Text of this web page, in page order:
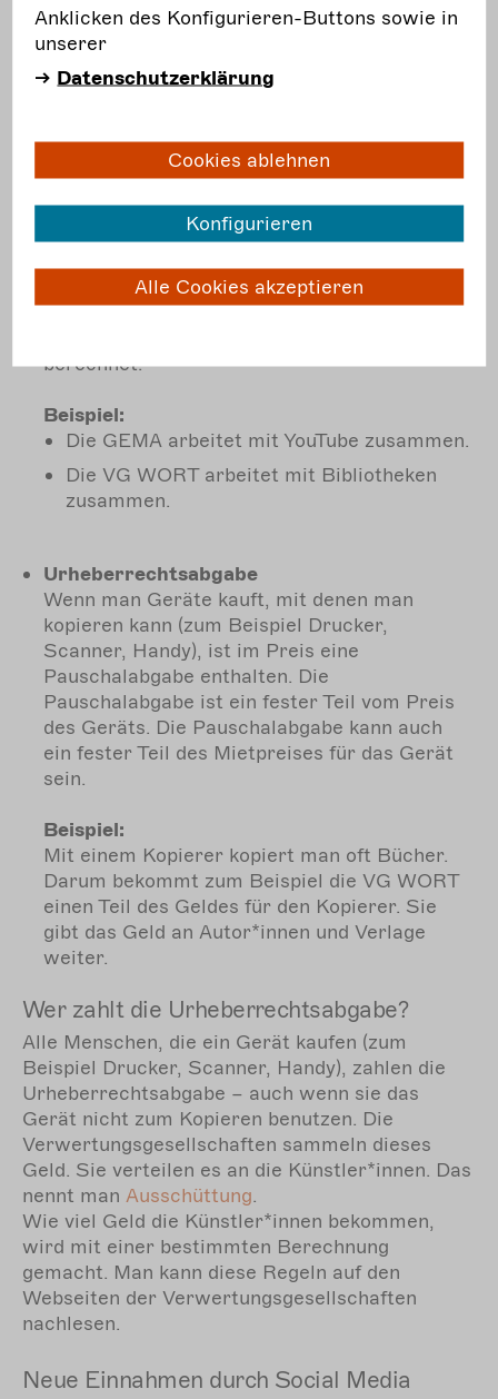
Verwertungsgesellschaften sammeln Geld für
Künstler*innen. Dieses Geld kommt aus
verschiedenen Quellen:
Wenn jemand zum Beispiel Musik (über die
GEMA) oder ein Bild (über die VG Bild-Kunst)
benutzt, muss er dafür bezahlen. Das nennt
manLizenzgebühr.
Verträge mit Firmen, die viele Werke nutzen.
Dort steht, was die Firmen zahlen müssen.
berechnet.
Beispiel:
Die GEMA arbeitet mit YouTube zusammen.
Die VG WORT arbeitet mit Bibliotheken
zusammen.
Urheberrechtsabgabe
Wenn man Geräte kauft, mit denen man
kopieren kann (zum Beispiel Drucker,
Scanner, Handy), ist im Preis eine
Pauschalabgabe enthalten. Die
Pauschalabgabe ist ein fester Teil vom Preis
des Geräts. Die Pauschalabgabe kann auch
ein fester Teil des Mietpreises für das Gerät
sein.
Beispiel:
Mit einem Kopierer kopiert man oft Bücher.
Darum bekommt zum Beispiel die VG WORT
einen Teil des Geldes für den Kopierer. Sie
gibt das Geld an Autor*innen und Verlage
weiter.
Wer zahlt die Urheberrechtsabgabe?
Alle Menschen, die ein Gerät kaufen (zum
Beispiel Drucker, Scanner, Handy), zahlen die
Urheberrechtsabgabe – auch wenn sie das
Gerät nicht zum Kopieren benutzen. Die
Verwertungsgesellschaften sammeln dieses
Geld. Sie verteilen es an die Künstler*innen. Das
nennt man Ausschüttung.
Wie viel Geld die Künstler*innen bekommen,
wird mit einer bestimmten Berechnung
gemacht. Man kann diese Regeln auf den
Webseiten der Verwertungsgesellschaften
nachlesen.
Neue Einnahmen durch Social Media
Anklicken des Konfigurieren-Buttons sowie in
unserer
Datenschutzerklärung
Cookies ablehnen
Konfigurieren
Alle Cookies akzeptieren